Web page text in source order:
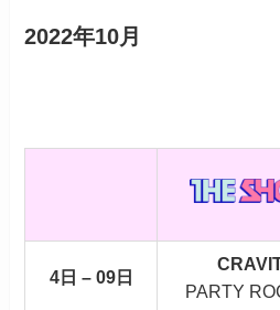
2022年10月
4日 – 09日
PARTY